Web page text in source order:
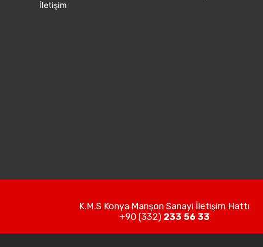
İletişim
K.M.S Konya Manşon Sanayi İletişim Hattı
+90 (332) 233 56 33